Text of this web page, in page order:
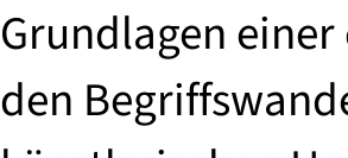
Grundlagen
den